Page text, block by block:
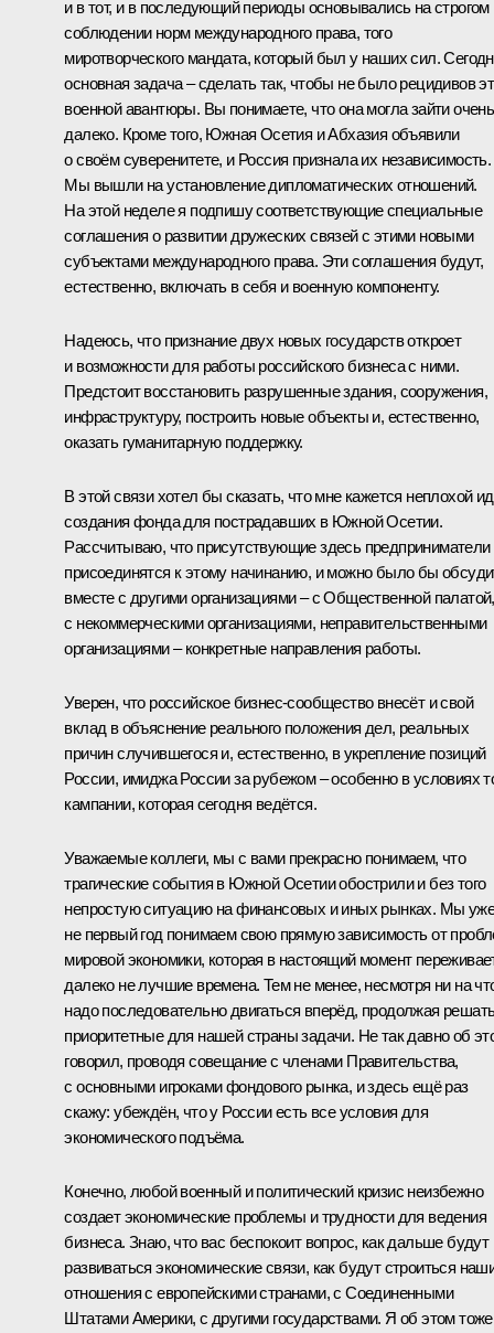
и в тот, и в последующий периоды основывались на строгом
соблюдении норм международного права, того
миротворческого мандата, который был у наших сил.
основная задача – сделать так, чтобы не было рецидивов
военной авантюры. Вы понимаете, что она могла зайти очень
далеко. Кроме того, Южная Осетия и Абхазия объявили
о своём суверенитете, и Россия признала их независимость.
Мы вышли на установление дипломатических отношений.
На этой неделе я подпишу соответствующие специальные
соглашения о развитии дружеских связей с этими новыми
субъектами международного права. Эти соглашения будут,
естественно, включать в себя и военную компоненту.
Надеюсь, что признание двух новых государств откроет
и возможности для работы российского бизнеса с ними.
Предстоит восстановить разрушенные здания, сооружения,
инфраструктуру, построить новые объекты и, естественно,
оказать гуманитарную поддержку.
В этой связи хотел бы сказать, что мне кажется неплохой
создания фонда для пострадавших в Южной Осетии.
Рассчитываю, что присутствующие здесь предприниматели
присоединятся к этому начинанию, и можно было бы
вместе с другими организациями – с Общественной палатой,
с некоммерческими организациями, неправительственными
организациями – конкретные направления работы.
Уверен, что российское бизнес-сообщество внесёт и свой
вклад в объяснение реального положения дел, реальных
причин случившегося и, естественно, в укрепление позиций
России, имиджа России за рубежом – особенно в условиях
кампании, которая сегодня ведётся.
Уважаемые коллеги, мы с вами прекрасно понимаем, что
трагические события в Южной Осетии обострили и без того
непростую ситуацию на финансовых и иных рынках. Мы уже
не первый год понимаем свою прямую зависимость от
мировой экономики, которая в настоящий момент
далеко не лучшие времена. Тем не менее, несмотря ни на
надо последовательно двигаться вперёд, продолжая
приоритетные для нашей страны задачи. Не так давно об
говорил, проводя совещание с членами Правительства,
с основными игроками фондового рынка, и здесь ещё раз
скажу: убеждён, что у России есть все условия для
экономического подъёма.
Конечно, любой военный и политический кризис неизбежно
создает экономические проблемы и трудности для ведения
бизнеса. Знаю, что вас беспокоит вопрос, как дальше будут
развиваться экономические связи, как будут строиться
отношения с европейскими странами, с Соединенными
Штатами Америки, с другими государствами. Я об этом тоже